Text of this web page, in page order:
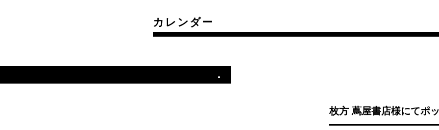
カレンダー
.
枚方 蔦屋書店様にてポ